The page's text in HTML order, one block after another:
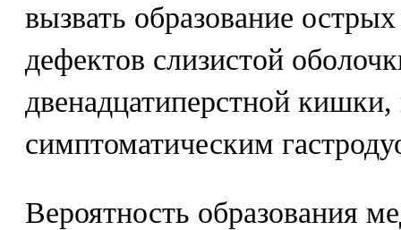
вызвать образование
дефектов слизистой
двенадцатиперстной
симптоматическим
Вероятность образования